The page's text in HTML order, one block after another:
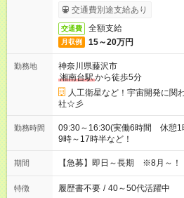
交通費別途支給あり
交通費 全額支給
月収例 15～20万円
勤務地
神奈川県藤沢市
湘南台駅から徒歩5分
人工衛星など！宇宙開発に関
社☆彡
勤務時間
09:30～16:30(実働6時間 休憩1
9時～17時半など！
期間 【急募】即日～長期 ※8月～！
特徴 履歴書不要 / 40～50代活躍中